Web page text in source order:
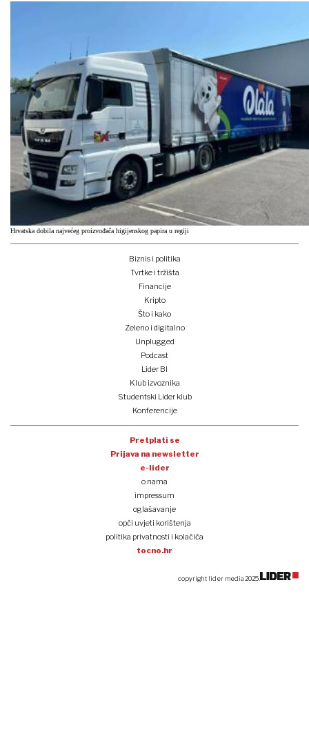
Hrvatska dobila najvećeg proizvođača higijenskog papira u regiji
Biznis i politika
Tvrtke i tržišta
Financije
Kripto
Što i kako
Zeleno i digitalno
Unplugged
Podcast
Lider BI
Klub izvoznika
Studentski Lider klub
Konferencije
Pretplati se
Prijava na newsletter
e-lider
o nama
impressum
oglašavanje
opći uvjeti korištenja
politika privatnosti i kolačića
tocno.hr
copyright lider media 2025.